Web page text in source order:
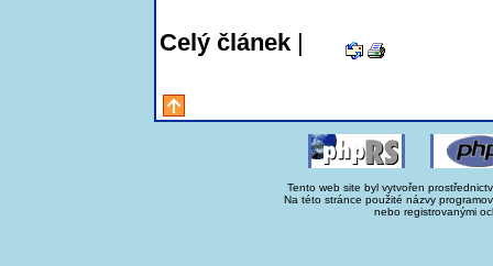
Celý článek |
Tento web site byl vytvořen
Na této stránce použité názvy
nebo registrovanými